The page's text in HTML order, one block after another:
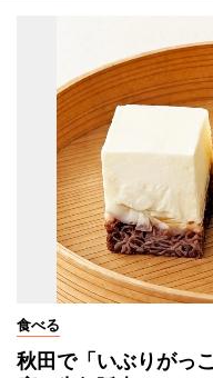
食べる
秋田で「いぶりがっ